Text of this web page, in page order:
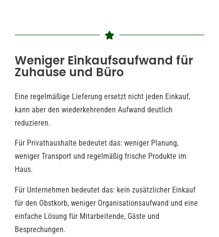
Weniger Einkaufsaufwand für
Zuhause und Büro
Eine regelmäßige Lieferung ersetzt nicht jeden Einkauf,
kann aber den wiederkehrenden Aufwand deutlich
reduzieren.
Für Privathaushalte bedeutet das: weniger Planung,
weniger Transport und regelmäßig frische Produkte im
Haus.
Für Unternehmen bedeutet das: kein zusätzlicher Einkauf
für den Obstkorb, weniger Organisationsaufwand und eine
einfache Lösung für Mitarbeitende, Gäste und
Besprechungen.